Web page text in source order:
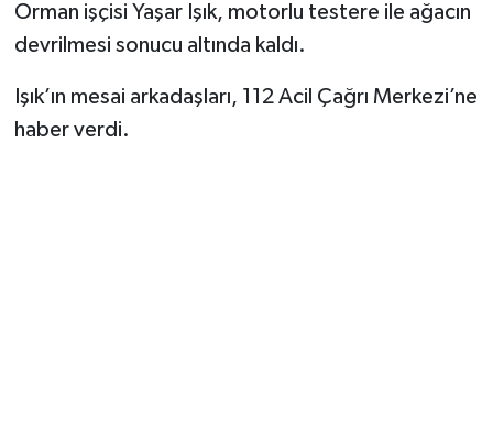
Orman işçisi Yaşar Işık, motorlu testere ile ağacın
devrilmesi sonucu altında kaldı.
Işık’ın mesai arkadaşları, 112 Acil Çağrı Merkezi’ne
haber verdi.